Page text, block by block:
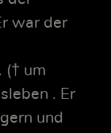
war der
(† um
. Er
und